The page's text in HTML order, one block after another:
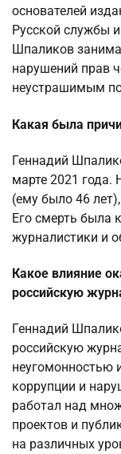
основателей
Русской службы
Шпаликов
нарушений прав
неустрашимым
Какая была
Геннадий
марте 2021 года.
(ему было 46
Его смерть была
журналистики и
Какое влияние
российскую
Геннадий
российскую
неугомонностью
коррупции и
работал над
проектов и
на различных